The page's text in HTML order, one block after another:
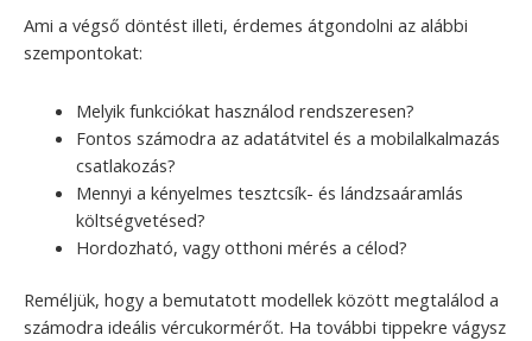
Ami a végső döntést illeti, érdemes átgondolni az alábbi
szempontokat:
Melyik funkciókat használod rendszeresen?
Fontos számodra az adatátvitel és a mobilalkalmazás
csatlakozás?
Mennyi a kényelmes tesztcsík- és lándzsaáramlás
költségvetésed?
Hordozható, vagy otthoni mérés a célod?
Reméljük, hogy a bemutatott modellek között megtalálod a
számodra ideális vércukormérőt. Ha további tippekre vágysz